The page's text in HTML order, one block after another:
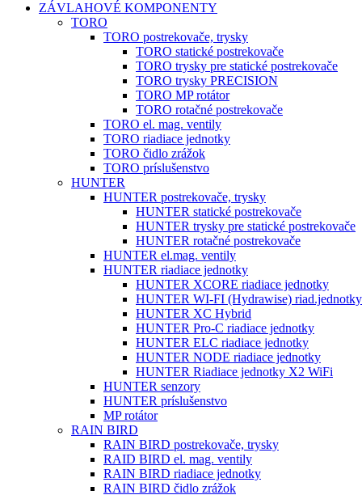
ZÁVLAHOVÉ KOMPONENTY
TORO
TORO postrekovače, trysky
TORO statické postrekovače
TORO trysky pre statické postrekovače
TORO trysky PRECISION
TORO MP rotátor
TORO rotačné postrekovače
TORO el. mag. ventily
TORO riadiace jednotky
TORO čidlo zrážok
TORO príslušenstvo
HUNTER
HUNTER postrekovače, trysky
HUNTER statické postrekovače
HUNTER trysky pre statické postrekovače
HUNTER rotačné postrekovače
HUNTER el.mag. ventily
HUNTER riadiace jednotky
HUNTER XCORE riadiace jednotky
HUNTER WI-FI (Hydrawise) riad.jednotky
HUNTER XC Hybrid
HUNTER Pro-C riadiace jednotky
HUNTER ELC riadiace jednotky
HUNTER NODE riadiace jednotky
HUNTER Riadiace jednotky X2 WiFi
HUNTER senzory
HUNTER príslušenstvo
MP rotátor
RAIN BIRD
RAIN BIRD postrekovače, trysky
RAID BIRD el. mag. ventily
RAIN BIRD riadiace jednotky
RAIN BIRD čidlo zrážok